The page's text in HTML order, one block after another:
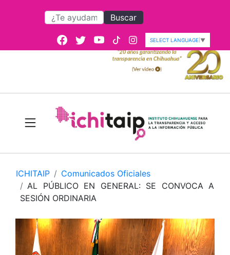
Buscar
SELECT LANGUAGE ▼
ICHITAIP
Comunicados Oficiales
AL PÚBLICO EN GENERAL: SE CONVOCA A
SESIÓN ORDINARIA